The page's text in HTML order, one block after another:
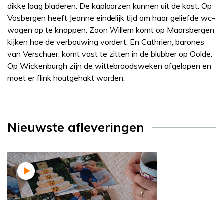
dikke laag bladeren. De kaplaarzen kunnen uit de kast. Op
Vosbergen heeft Jeanne eindelijk tijd om haar geliefde wc-
wagen op te knappen. Zoon Willem komt op Maarsbergen
kijken hoe de verbouwing vordert. En Cathrien, barones
van Verschuer, komt vast te zitten in de blubber op Oolde.
Op Wickenburgh zijn de wittebroodsweken afgelopen en
moet er flink houtgehakt worden.
Nieuwste afleveringen